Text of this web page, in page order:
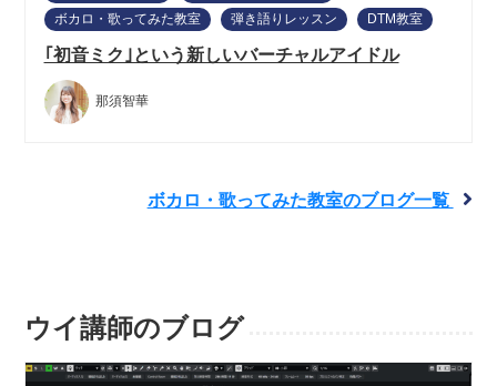
ボカロ・歌ってみた教室
弾き語りレッスン DTM教室
｢初音ミク｣という新しいバーチャルアイドル
那須智華
ボカロ・歌ってみた教室のブログ一覧
ウイ講師のブログ